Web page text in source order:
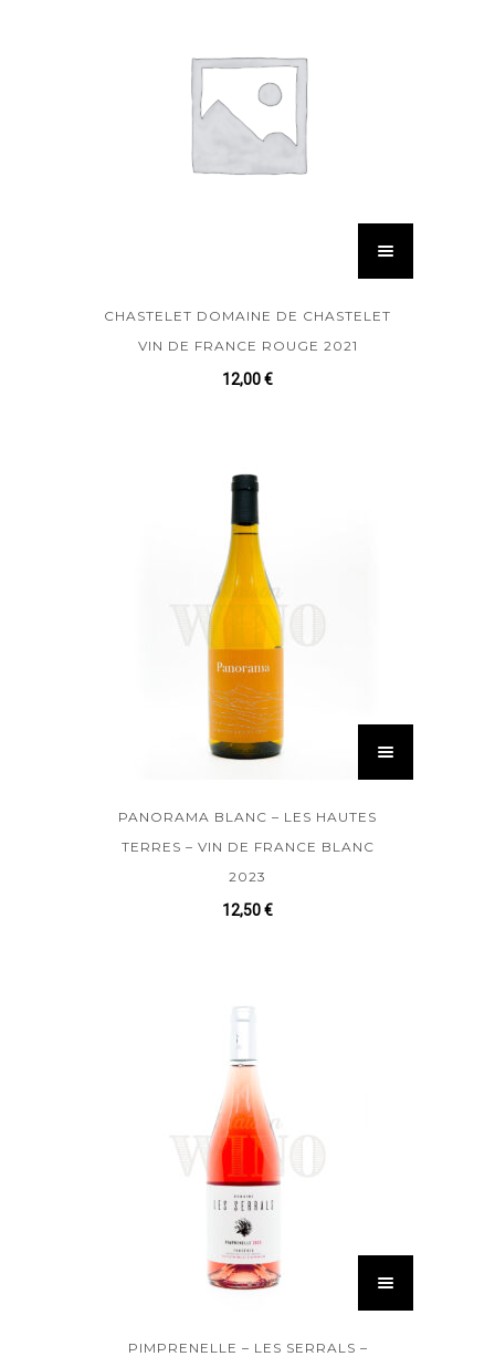
CHASTELET DOMAINE DE CHASTELET
VIN DE FRANCE ROUGE 2021
12,00€
PANORAMA BLANC – LES HAUTES
TERRES – VIN DE FRANCE BLANC
2023
12,50€
PIMPRENELLE – LES SERRALS –